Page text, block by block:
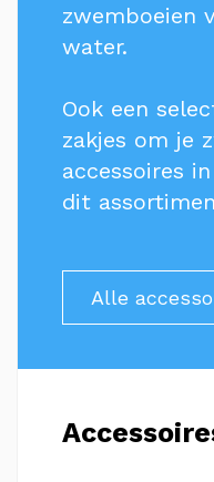
zwemboeien
water.
Ook een
zakjes om je
accessoires
dit
Alle